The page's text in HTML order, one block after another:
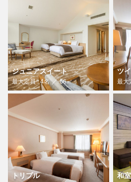
ジュニアスイート
最大定員 : 4名 66㎡
ツ
最大
トリプル 和